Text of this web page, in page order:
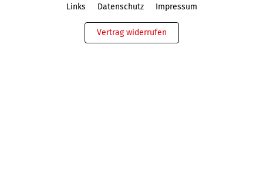
Links Datenschutz Impressum
Vertrag widerrufen